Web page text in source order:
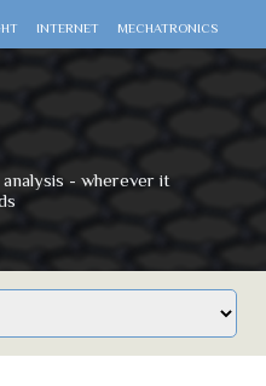
INTERNET MECHATRONICS
- wherever it